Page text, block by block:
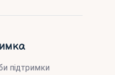
підтримки